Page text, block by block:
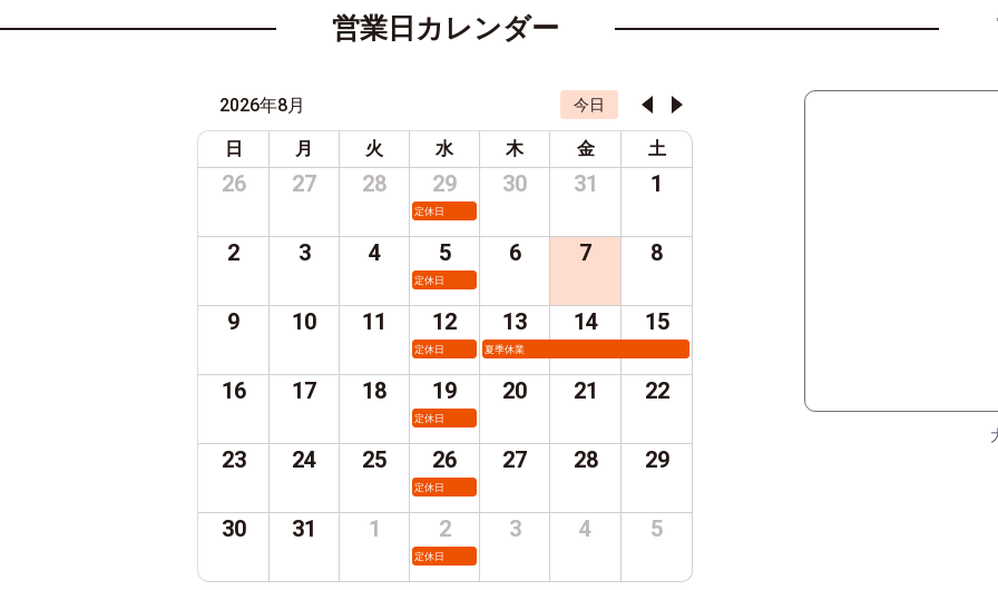
営業日カレンダー
2026年8月 今日
日 月 火 水 木 金 土
26 27 28 29
定休日
30 31 1
2 3 4 5
定休日
6 7 8
9 10 11 12
定休日
13
夏季休業
14 15
16 17 18 19
定休日
20 21 22
23 24 25 26
定休日
27 28 29
30 31 1 2
定休日
3 4 5